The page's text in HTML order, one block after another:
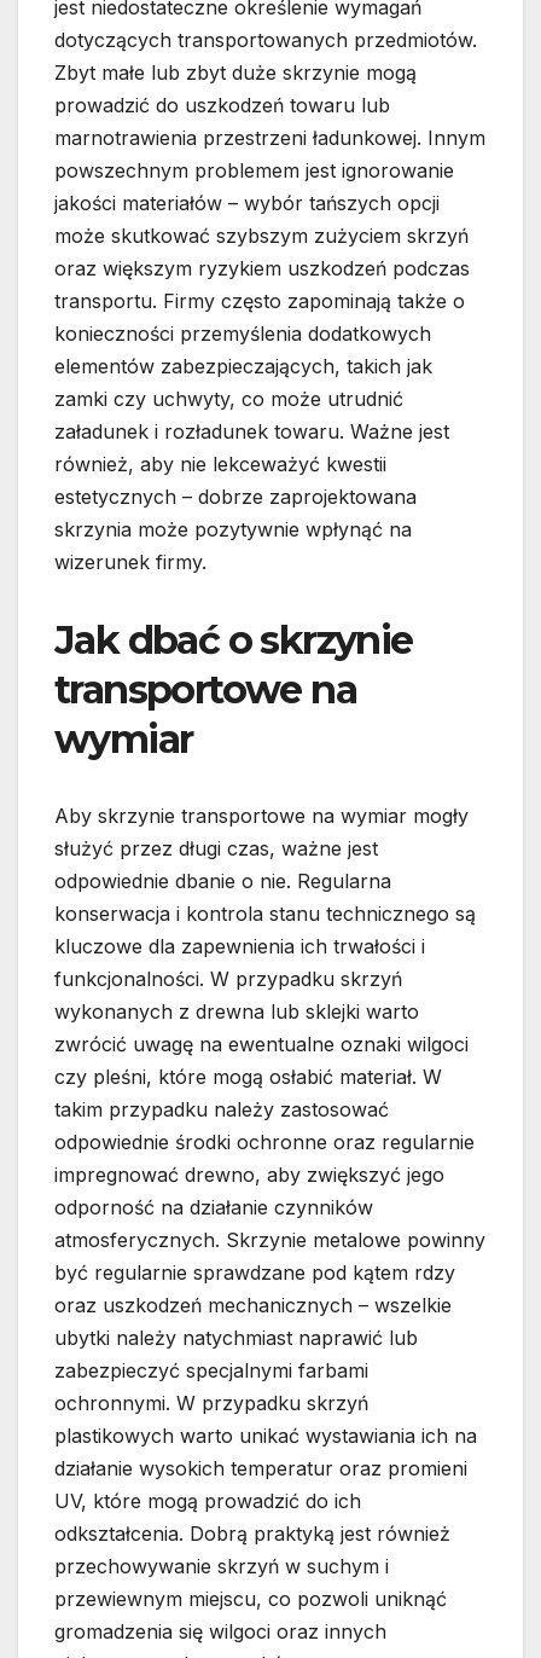
jest niedostateczne określenie wymagań
dotyczących transportowanych przedmiotów.
Zbyt małe lub zbyt duże skrzynie mogą
prowadzić do uszkodzeń towaru lub
marnotrawienia przestrzeni ładunkowej. Innym
powszechnym problemem jest ignorowanie
jakości materiałów – wybór tańszych opcji
może skutkować szybszym zużyciem skrzyń
oraz większym ryzykiem uszkodzeń podczas
transportu. Firmy często zapominają także o
konieczności przemyślenia dodatkowych
elementów zabezpieczających, takich jak
zamki czy uchwyty, co może utrudnić
załadunek i rozładunek towaru. Ważne jest
również, aby nie lekceważyć kwestii
estetycznych – dobrze zaprojektowana
skrzynia może pozytywnie wpłynąć na
wizerunek firmy.
Jak dbać o skrzynie
transportowe na
wymiar
Aby skrzynie transportowe na wymiar mogły
służyć przez długi czas, ważne jest
odpowiednie dbanie o nie. Regularna
konserwacja i kontrola stanu technicznego są
kluczowe dla zapewnienia ich trwałości i
funkcjonalności. W przypadku skrzyń
wykonanych z drewna lub sklejki warto
zwrócić uwagę na ewentualne oznaki wilgoci
czy pleśni, które mogą osłabić materiał. W
takim przypadku należy zastosować
odpowiednie środki ochronne oraz regularnie
impregnować drewno, aby zwiększyć jego
odporność na działanie czynników
atmosferycznych. Skrzynie metalowe powinny
być regularnie sprawdzane pod kątem rdzy
oraz uszkodzeń mechanicznych – wszelkie
ubytki należy natychmiast naprawić lub
zabezpieczyć specjalnymi farbami
ochronnymi. W przypadku skrzyń
plastikowych warto unikać wystawiania ich na
działanie wysokich temperatur oraz promieni
UV, które mogą prowadzić do ich
odkształcenia. Dobrą praktyką jest również
przechowywanie skrzyń w suchym i
przewiewnym miejscu, co pozwoli uniknąć
gromadzenia się wilgoci oraz innych